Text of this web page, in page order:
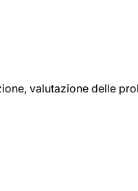
valutazione delle